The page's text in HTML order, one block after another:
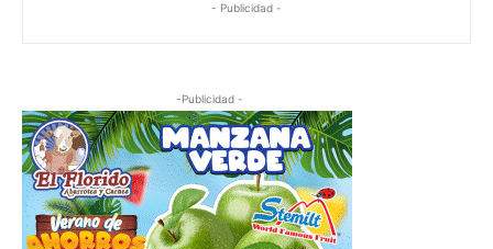
- Publicidad -
-Publicidad -